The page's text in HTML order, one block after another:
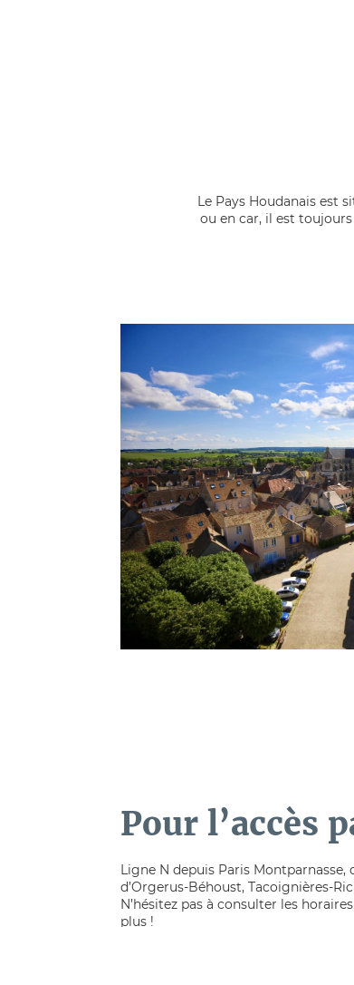
Le Pays Houdanais est
ou en car, il est
Pour l’accès
Ligne N depuis Paris
d’Orgerus-Béhoust, Tacoignières-
N’hésitez pas à consulter les
plus !